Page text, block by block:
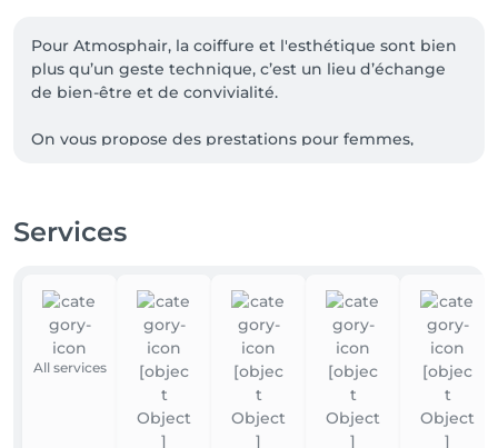
Pour Atmosphair, la coiffure et l'esthétique sont bien
plus qu’un geste technique, c’est un lieu d’échange
de bien-être et de convivialité.
On vous propose des prestations pour femmes,
Services
All services